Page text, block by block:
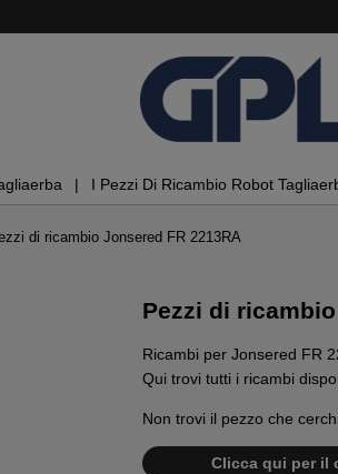
I Pezzi Di Ricambio Robot
di ricambio Jonsered FR 2213RA
Pezzi di
Ricambi per Jonsered FR
Qui trovi tutti i ricambi
Non trovi il pezzo che
Clicca qui per il